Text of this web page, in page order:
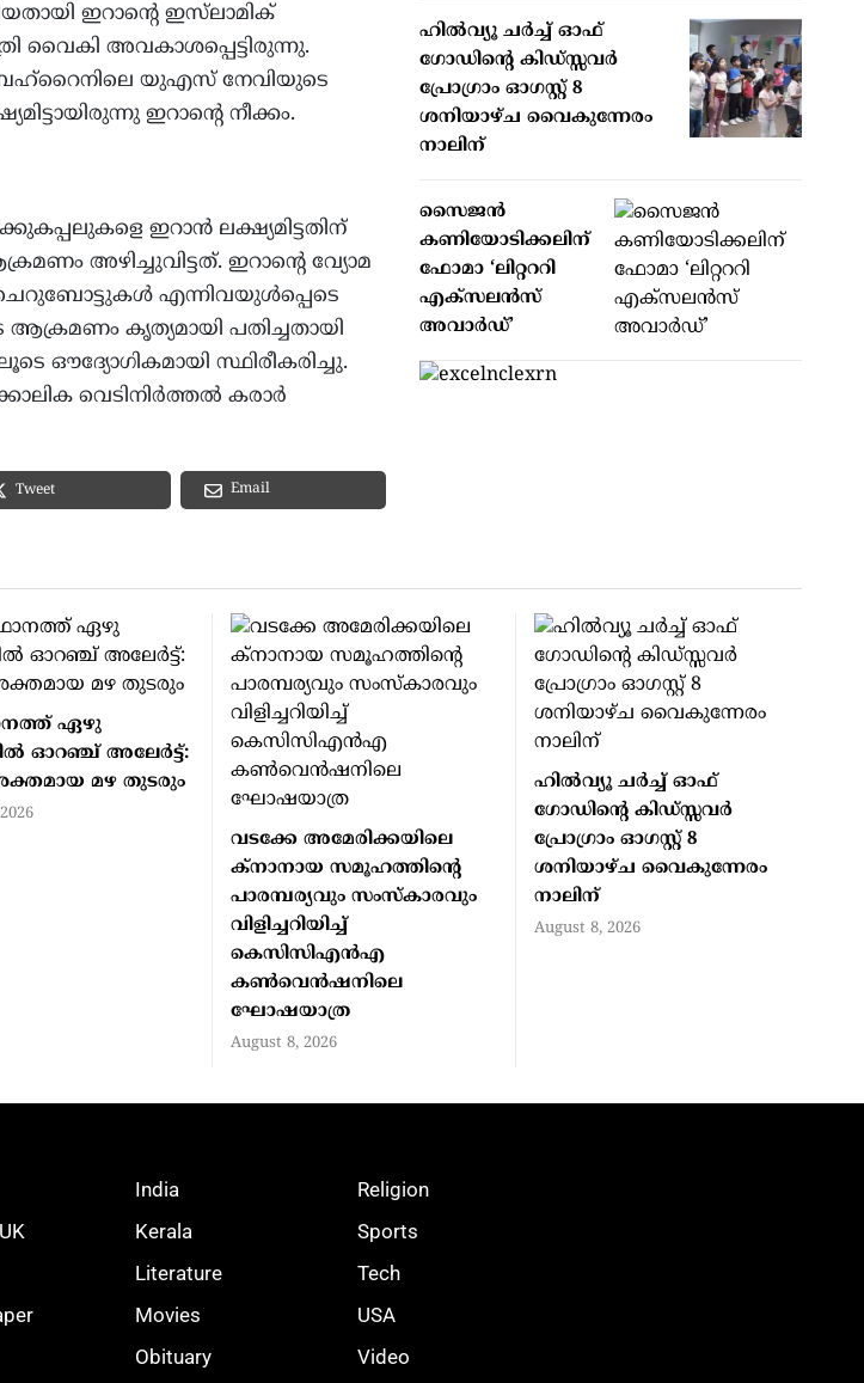
ഇറാന്റെ ഇസ്‌ലാമിക്
വൈകി അവകാശപ്പെട്ടിരുന്നു.
യുഎസ് നേവിയുടെ
ഇറാന്റെ നീക്കം.
ഇറാൻ ലക്ഷ്യമിട്ടതിന്
അഴിച്ചുവിട്ടത്. ഇറാന്റെ വ്യോമ
ചെറുബോട്ടുകൾ എന്നിവയുൾപ്പെടെ
കൃത്യമായി പതിച്ചതായി
ഔദ്യോഗികമായി സ്ഥിരീകരിച്ചു.
വെടിനിർത്തൽ കരാർ
Tweet Email
ഹില്‍വ്യൂ ചര്‍ച്ച് ഓഫ്
ഗോഡിന്റെ കിഡ്സ്സവര്‍
പ്രോഗ്രാം ഓഗസ്റ്റ് 8
ശനിയാഴ്ച വൈകുന്നേരം
നാലിന്
സൈജന്‍
കണിയോടിക്കലിന്
ഫോമാ ‘ലിറ്റററി
എക്‌സലന്‍സ്
അവാര്‍ഡ്’
ഏഴു
ഓറഞ്ച് അലേര്‍ട്ട്:
മഴ തുടരും
വടക്കേ അമേരിക്കയിലെ
ക്‌നാനായ സമൂഹത്തിന്റെ
പാരമ്പര്യവും സംസ്‌കാരവും
വിളിച്ചറിയിച്ച്
കെസിസിഎന്‍എ
കണ്‍വെന്‍ഷനിലെ
ഘോഷയാത്ര
August 8, 2026
ഹില്‍വ്യൂ ചര്‍ച്ച് ഓഫ്
ഗോഡിന്റെ കിഡ്സ്സവര്‍
പ്രോഗ്രാം ഓഗസ്റ്റ് 8
ശനിയാഴ്ച വൈകുന്നേരം
നാലിന്
August 8, 2026
India
Kerala
Literature
Movies
Obituary
Religion
Sports
Tech
USA
Video